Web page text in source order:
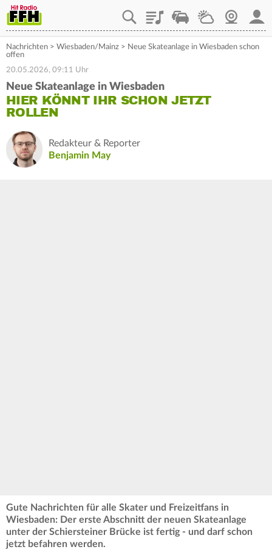
PlaylistStaupilotWetterWebcam
Nachrichten > Wiesbaden/Mainz > Neue Skateanlage in Wiesbaden schon
offen
20.05.2026, 09:11 Uhr
Neue Skateanlage in Wiesbaden
HIER KÖNNT IHR SCHON JETZT
ROLLEN
Redakteur & Reporter
Benjamin May
Gute Nachrichten für alle Skater und Freizeitfans in
Wiesbaden: Der erste Abschnitt der neuen Skateanlage
unter der Schiersteiner Brücke ist fertig - und darf schon
jetzt befahren werden.